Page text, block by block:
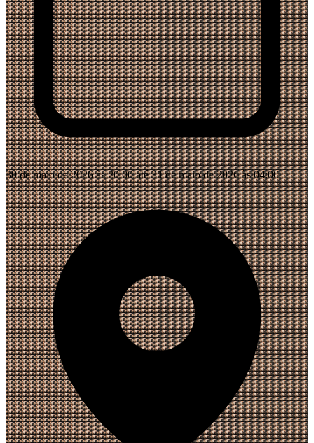
30 de maio de 2026 às 20:00 até 31 de maio de 2026 às 04:00